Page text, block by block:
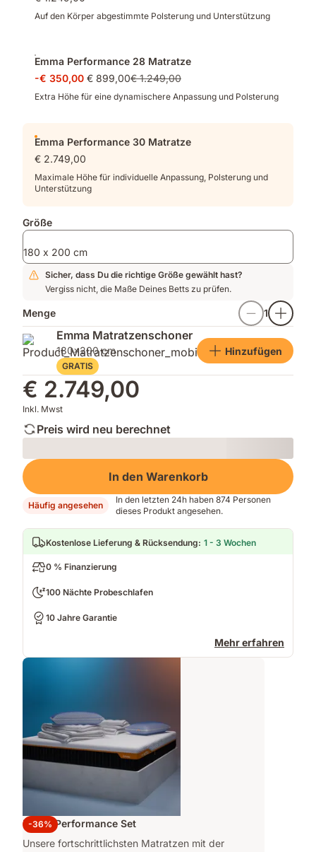
Auf den Körper abgestimmte Polsterung und Unterstützung
Emma Performance 28 Matratze
-€ 350,00 € 899,00€ 1.249,00
Extra Höhe für eine dynamischere Anpassung und Polsterung
Emma Performance 30 Matratze
€ 2.749,00
Maximale Höhe für individuelle Anpassung, Polsterung und
Unterstützung
Größe
180 x 200 cm
Sicher, dass Du die richtige Größe gewählt hast?
Vergiss nicht, die Maße Deines Betts zu prüfen.
Menge 1
Emma Matratzenschoner
180x200 cm
GRATIS
Hinzufügen
€ 2.749,00
Inkl. Mwst
Preis wird neu berechnet
Loading
In den Warenkorb
Häufig angesehen
In den letzten 24h haben 874 Personen
dieses Produkt angesehen.
Kostenlose Lieferung & Rücksendung: 1 - 3 Wochen
0 % Finanzierung
100 Nächte Probeschlafen
10 Jahre Garantie
Mehr erfahren
-36%
Emma Performance Set
Unsere fortschrittlichsten Matratzen mit der